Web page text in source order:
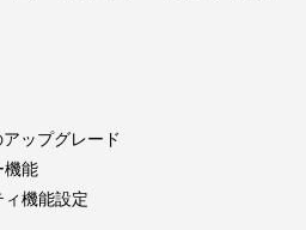
アップグレード
機能
ィ機能設定